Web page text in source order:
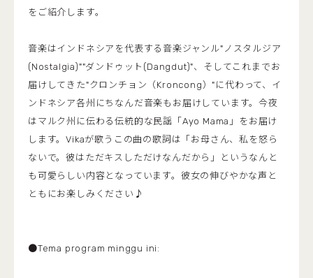
をご紹介します。
音楽はインドネシアを代表する音楽ジャンル"ノスタルジア
(Nostalgia)""ダンドゥット(Dangdut)"、そしてこれまでお
届けしてきた"クロンチョン（Kroncong）"に代わって、イ
ンドネシア各州にちなんだ音楽もお届けしています。今夜
はマルク州に伝わる伝統的な民謡「Ayo Mama」をお届け
します。Vikaが歌うこの曲の歌詞は「お母さん、私を怒ら
ないで。彼はただキスしただけなんだから」というなんと
も可愛らしい内容となっています。彼女の伸びやかな声と
ともにお楽しみください♪
●Tema program minggu ini: